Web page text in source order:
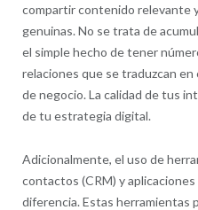
compartir contenido relevante
genuinas. No se trata de
el simple hecho de tener
relaciones que se traduzcan
de negocio. La calidad de tus
de tu estrategia digital.
Adicionalmente, el uso de
contactos (CRM) y
diferencia. Estas herramientas